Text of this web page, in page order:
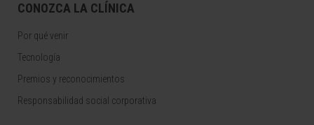
CONOZCA LA CLÍNICA
Por qué venir
Tecnología
Premios y reconocimientos
Responsabilidad social corporativa